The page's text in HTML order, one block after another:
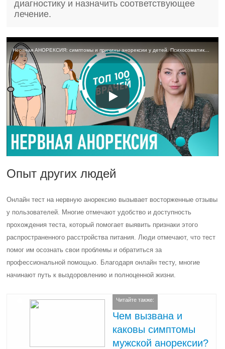
диагностику и назначить соответствующее
лечение.
Опыт других людей
Онлайн тест на нервную анорексию вызывает восторженные отзывы
у пользователей. Многие отмечают удобство и доступность
прохождения теста, который помогает выявить признаки этого
распространенного расстройства питания. Люди отмечают, что тест
помог им осознать свои проблемы и обратиться за
профессиональной помощью. Благодаря онлайн тесту, многие
начинают путь к выздоровлению и полноценной жизни.
Читайте также:
Чем вызвана и
каковы симптомы
мужской анорексии?